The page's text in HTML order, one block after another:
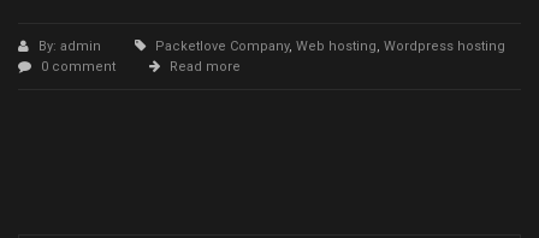
By: admin Packetlove Company, Web hosting, Wordpress hosting
0 comment
Read more